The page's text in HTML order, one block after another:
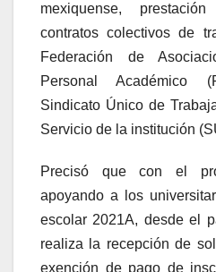
mexiquense,
contratos colectivos de
Federación de
Personal Académico
Sindicato Único de
Servicio de la institución
Precisó que con el
apoyando a los
escolar 2021A, desde el
realiza la recepción de
exención de pago de